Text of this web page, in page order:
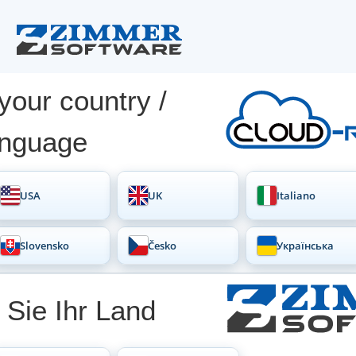
country /
USA UK Italiano
Slovensko Česko Українська
Ihr Land